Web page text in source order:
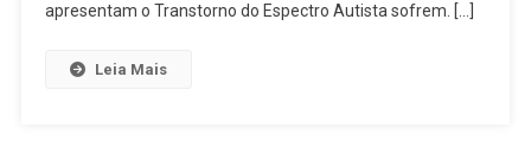
apresentam o Transtorno do Espectro Autista sofrem. […]
Leia Mais